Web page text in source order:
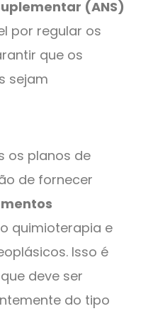
(ANS)
por regular os
que os
sejam
os planos de
de fornecer
quimioterapia e
Isso é
deve ser
do tipo